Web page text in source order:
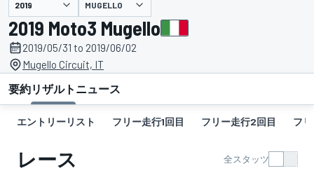
主催 MUGELLO
2019 Moto3 Mugello
2019/05/31 to 2019/06/02
Mugello Circuit, IT
要約リザルト ニュース
エントリーリスト フリー走行1回目 フリー走行2回目 フ
レース 全スタッツ